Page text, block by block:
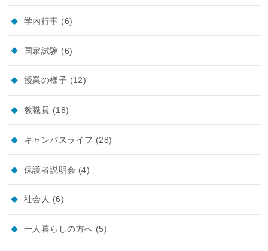
学内行事 (6)
国家試験 (6)
授業の様子 (12)
教職員 (18)
キャンパスライフ (28)
保護者説明会 (4)
社会人 (6)
一人暮らしの方へ (5)